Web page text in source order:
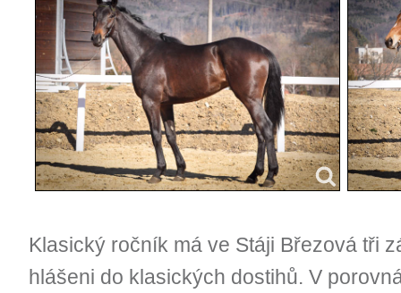
Klasický ročník má ve Stáji Březová tři
hlášeni do klasických dostihů. V